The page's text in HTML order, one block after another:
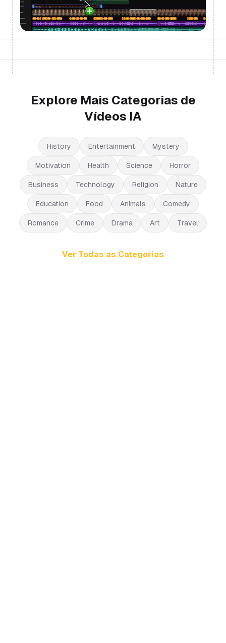
Explore Mais Categorias de
Vídeos IA
History Entertainment Mystery
Motivation Health Science Horror
Business Technology Religion Nature
Education Food Animals Comedy
Romance Crime Drama Art Travel
Ver Todas as Categorias